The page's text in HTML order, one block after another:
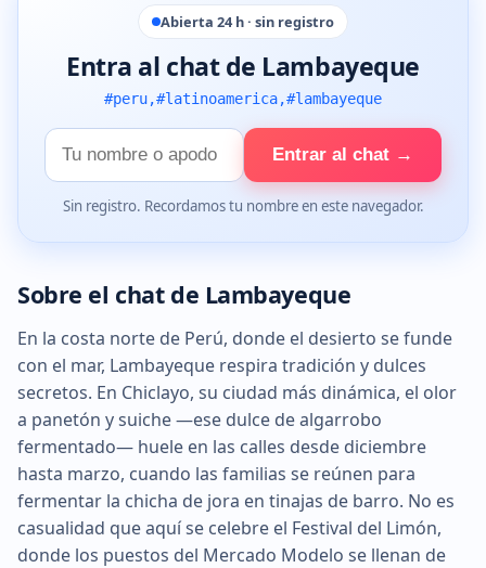
Abierta 24 h · sin registro
Entra al chat de Lambayeque
#peru,#latinoamerica,#lambayeque
Tu
nombre
Entrar al chat →
Sin registro. Recordamos tu nombre en este navegador.
Sobre el chat de Lambayeque
En la costa norte de Perú, donde el desierto se funde
con el mar, Lambayeque respira tradición y dulces
secretos. En Chiclayo, su ciudad más dinámica, el olor
a panetón y suiche —ese dulce de algarrobo
fermentado— huele en las calles desde diciembre
hasta marzo, cuando las familias se reúnen para
fermentar la chicha de jora en tinajas de barro. No es
casualidad que aquí se celebre el Festival del Limón,
donde los puestos del Mercado Modelo se llenan de